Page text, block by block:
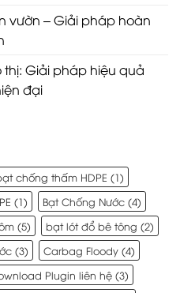
vườn – Giải pháp hoàn
Giải pháp hiệu quả
đại
chống thấm HDPE (1)
(1) Bạt Chống Nước (4)
(5) bạt lót đổ bê tông (2)
(3) Carbag Floody (4)
Plugin liên hệ (3)